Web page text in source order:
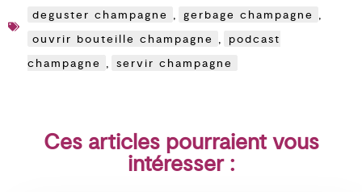
deguster champagne , gerbage champagne ,
ouvrir bouteille champagne ,
podcast
champagne , servir champagne
Ces articles pourraient vous
intéresser :